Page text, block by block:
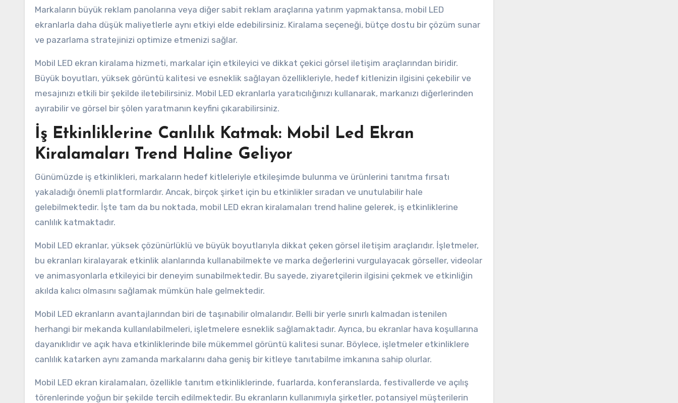
Markaların büyük reklam panolarına veya diğer sabit reklam araçlarına yatırım yapmaktansa, mobil LED
ekranlarla daha düşük maliyetlerle aynı etkiyi elde edebilirsiniz. Kiralama seçeneği, bütçe dostu bir çözüm sunar
ve pazarlama stratejinizi optimize etmenizi sağlar.
Mobil LED ekran kiralama hizmeti, markalar için etkileyici ve dikkat çekici görsel iletişim araçlarından biridir.
Büyük boyutları, yüksek görüntü kalitesi ve esneklik sağlayan özellikleriyle, hedef kitlenizin ilgisini çekebilir ve
mesajınızı etkili bir şekilde iletebilirsiniz. Mobil LED ekranlarla yaratıcılığınızı kullanarak, markanızı diğerlerinden
ayırabilir ve görsel bir şölen yaratmanın keyfini çıkarabilirsiniz.
İş Etkinliklerine Canlılık Katmak: Mobil Led Ekran
Kiralamaları Trend Haline Geliyor
Günümüzde iş etkinlikleri, markaların hedef kitleleriyle etkileşimde bulunma ve ürünlerini tanıtma fırsatı
yakaladığı önemli platformlardır. Ancak, birçok şirket için bu etkinlikler sıradan ve unutulabilir hale
gelebilmektedir. İşte tam da bu noktada, mobil LED ekran kiralamaları trend haline gelerek, iş etkinliklerine
canlılık katmaktadır.
Mobil LED ekranlar, yüksek çözünürlüklü ve büyük boyutlarıyla dikkat çeken görsel iletişim araçlarıdır. İşletmeler,
bu ekranları kiralayarak etkinlik alanlarında kullanabilmekte ve marka değerlerini vurgulayacak görseller, videolar
ve animasyonlarla etkileyici bir deneyim sunabilmektedir. Bu sayede, ziyaretçilerin ilgisini çekmek ve etkinliğin
akılda kalıcı olmasını sağlamak mümkün hale gelmektedir.
Mobil LED ekranların avantajlarından biri de taşınabilir olmalarıdır. Belli bir yerle sınırlı kalmadan istenilen
herhangi bir mekanda kullanılabilmeleri, işletmelere esneklik sağlamaktadır. Ayrıca, bu ekranlar hava koşullarına
dayanıklıdır ve açık hava etkinliklerinde bile mükemmel görüntü kalitesi sunar. Böylece, işletmeler etkinliklere
canlılık katarken aynı zamanda markalarını daha geniş bir kitleye tanıtabilme imkanına sahip olurlar.
Mobil LED ekran kiralamaları, özellikle tanıtım etkinliklerinde, fuarlarda, konferanslarda, festivallerde ve açılış
törenlerinde yoğun bir şekilde tercih edilmektedir. Bu ekranların kullanımıyla şirketler, potansiyel müşterilerin